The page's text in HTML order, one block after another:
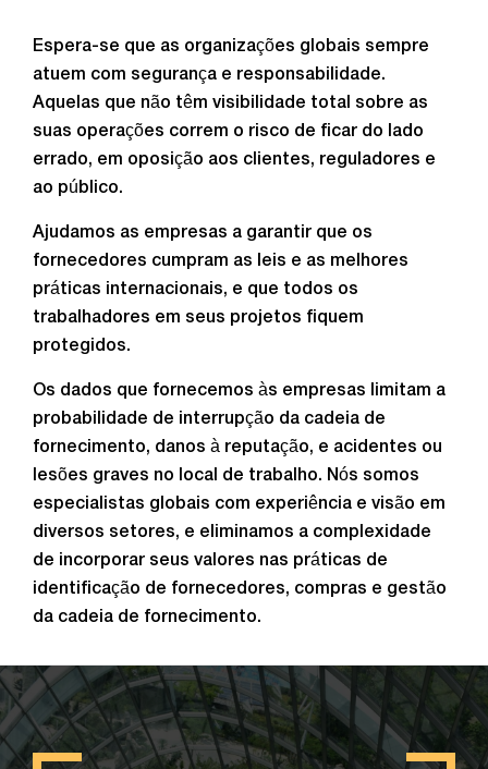
Espera-se que as organizações globais sempre
atuem com segurança e responsabilidade.
Aquelas que não têm visibilidade total sobre as
suas operações correm o risco de ficar do lado
errado, em oposição aos clientes, reguladores e
ao público.
Ajudamos as empresas a garantir que os
fornecedores cumpram as leis e as melhores
práticas internacionais, e que todos os
trabalhadores em seus projetos fiquem
protegidos.
Os dados que fornecemos às empresas limitam a
probabilidade de interrupção da cadeia de
fornecimento, danos à reputação, e acidentes ou
lesões graves no local de trabalho. Nós somos
especialistas globais com experiência e visão em
diversos setores, e eliminamos a complexidade
de incorporar seus valores nas práticas de
identificação de fornecedores, compras e gestão
da cadeia de fornecimento.